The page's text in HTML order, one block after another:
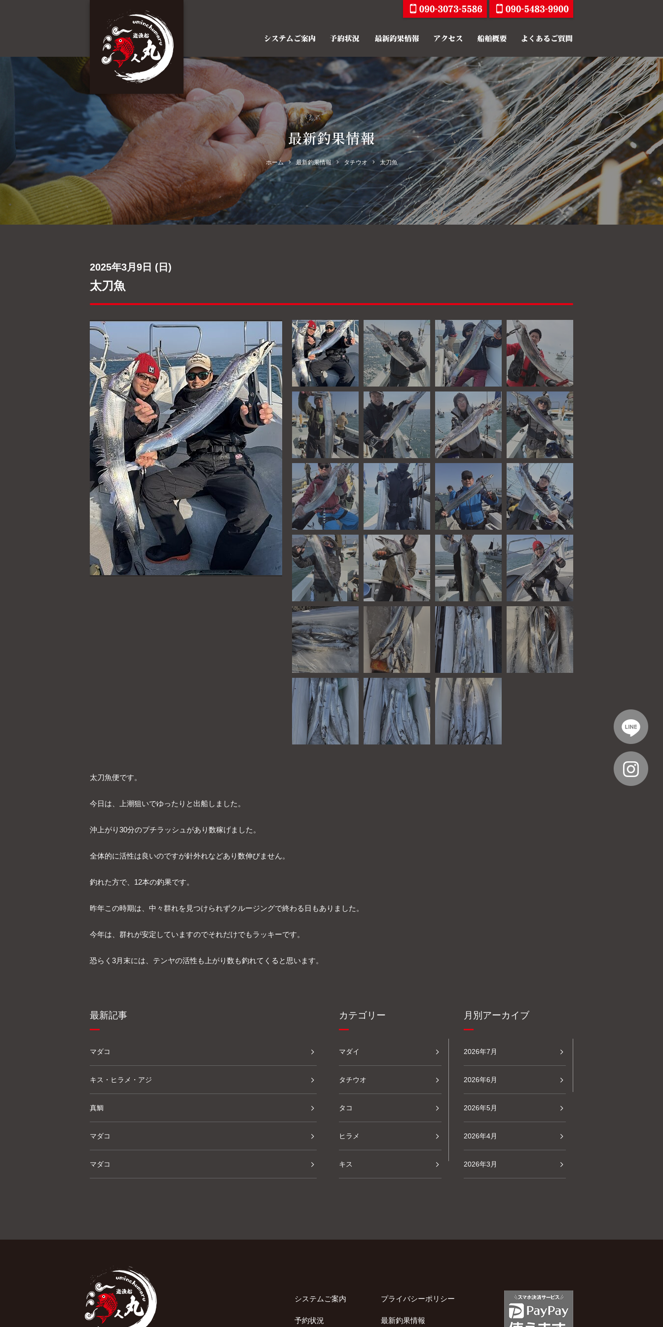
最新釣果情報
ホーム 最新釣果情報 タチウオ 太刀魚
2025年3月9日 (日)
太刀魚
太刀魚便です。
今日は、上潮狙いでゆったりと出船しました。
沖上がり30分のプチラッシュがあり数稼げました。
全体的に活性は良いのですが針外れなどあり数伸びません。
釣れた方で、12本の釣果です。
昨年この時期は、中々群れを見つけられずクルージングで終わる日もありました。
今年は、群れが安定していますのでそれだけでもラッキーです。
恐らく3月末には、テンヤの活性も上がり数も釣れてくると思います。
最新記事
マダコ
キス・ヒラメ・アジ
真鯛
マダコ
マダコ
カテゴリー
マダイ
タチウオ
タコ
ヒラメ
キス
月別アーカイブ
2026年7月
2026年6月
2026年5月
2026年4月
2026年3月
システムご案内
予約状況
プライバシーポリシー
最新釣果情報